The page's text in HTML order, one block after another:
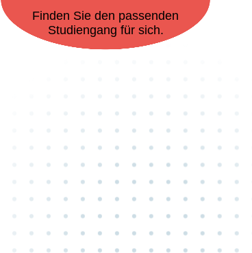
Finden Sie den passenden
Studiengang für sich.